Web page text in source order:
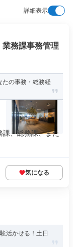
詳細表示
務課事務管理
たの事務・総務経
課、総務課、また
気になる
活かせる！土日